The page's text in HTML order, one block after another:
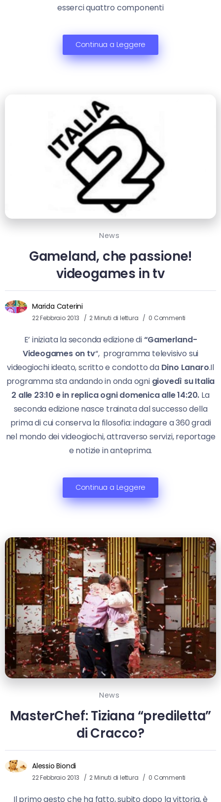
esserci quattro componenti
Continua a Leggere
News
Gameland, che passione!
videogames in tv
Marida Caterini
22 Febbraio 2013 2 Minuti di lettura 0 Commenti
E’ iniziata la seconda edizione di“Gamerland-
Videogames on tv“, programma televisivo sui
videogiochi ideato, scritto e condotto daDino Lanaro.Il
programma sta andando in onda ogni giovedì su Italia
2 alle 23:10 e in replica ogni domenica alle 14:20. La
seconda edizione nasce trainata dal successo della
prima di cui conserva la filosofia: indagare a 360 gradi
nel mondo dei videogiochi, attraverso servizi, reportage
e notizie in anteprima.
Continua a Leggere
News
MasterChef: Tiziana “prediletta”
di Cracco?
Alessio Biondi
22 Febbraio 2013 2 Minuti di lettura 0 Commenti
Il primo gesto che ha fatto, subito dopo la vittoria, è